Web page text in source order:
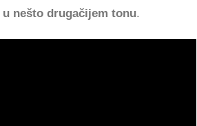
u nešto drugačijem tonu.